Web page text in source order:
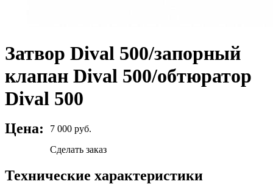
Затвор Dival 500/запорный
клапан Dival 500/обтюратор
Dival 500
Цена:
7 000 руб.
Сделать заказ
Технические характеристики